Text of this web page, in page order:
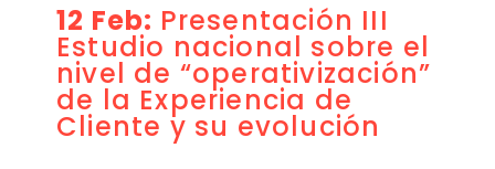
12 Feb: Presentación III
Estudio nacional sobre el
nivel de “operativización”
de la Experiencia de
Cliente y su evolución